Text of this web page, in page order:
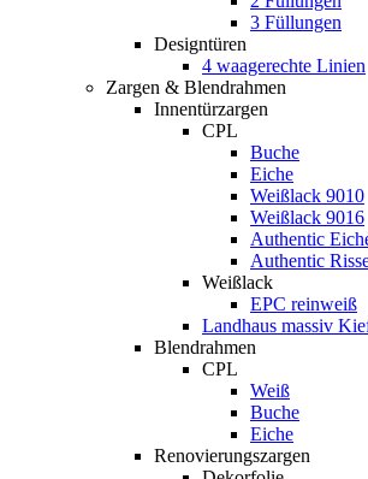
3 Füllungen
Designtüren
4 waagerechte Linien
Zargen & Blendrahmen
Innentürzargen
CPL
Buche
Eiche
Weißlack 9010
Weißlack 9016
Authentic
Authentic
Weißlack
EPC reinweiß
Landhaus massiv
Blendrahmen
CPL
Weiß
Buche
Eiche
Renovierungszargen